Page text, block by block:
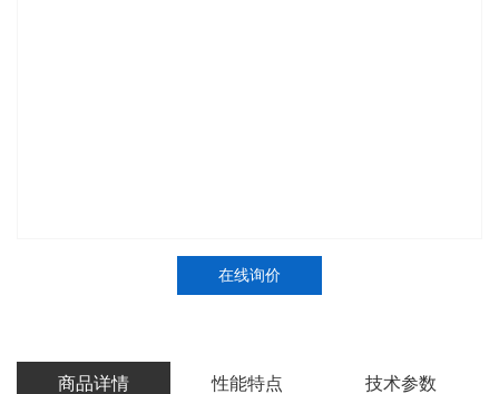
在线询价
商品详情 性能特点 技术参数